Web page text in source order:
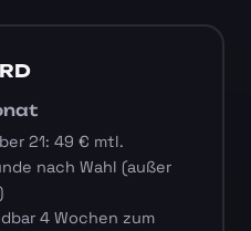
21: 49 € mtl.
nach Wahl (außer
4 Wochen zum